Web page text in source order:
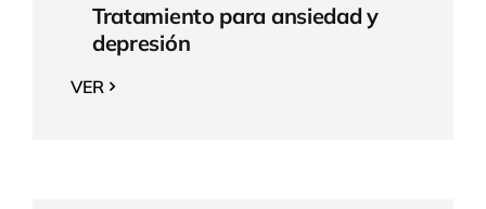
Tratamiento para ansiedad y
depresión
VER